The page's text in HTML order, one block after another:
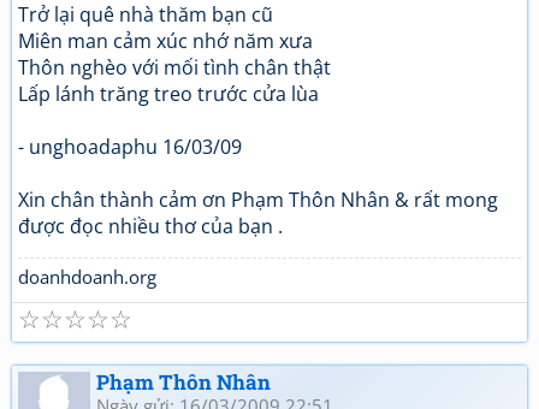
Trở lại quê nhà thăm bạn cũ
Miên man cảm xúc nhớ năm xưa
Thôn nghèo với mối tình chân thật
Lấp lánh trăng treo trước cửa lùa
- unghoadaphu 16/03/09
Xin chân thành cảm ơn Phạm Thôn Nhân & rất mong
được đọc nhiều thơ của bạn .
doanhdoanh.org
☆
☆
☆
☆
☆
Phạm Thôn Nhân